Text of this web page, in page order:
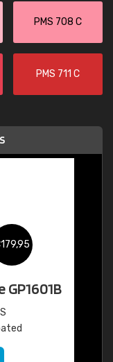
PMS 708 C
PMS 711 C